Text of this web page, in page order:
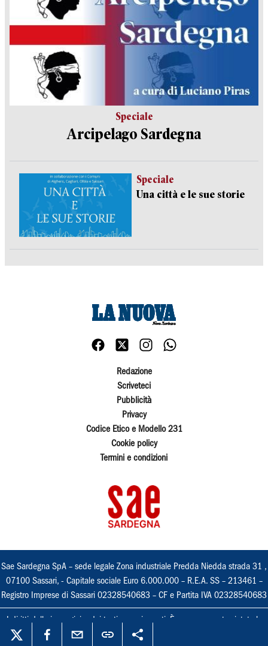
Speciale
Arcipelago Sardegna
Speciale
Una città e le sue storie
Redazione
Scriveteci
Pubblicità
Privacy
Codice Etico e Modello 231
Cookie policy
Termini e condizioni
Sae Sardegna SpA – sede legale Zona industriale Predda Niedda strada 31 ,
07100 Sassari, - Capitale sociale Euro 6.000.000 – R.E.A. SS – 213461 –
Registro Imprese di Sassari 02328540683 – CF e Partita IVA 02328540683
I diritti delle immagini e dei testi sono riservati. È espressamente vietata la
loro riproduzione con qualsiasi mezzo e l'adattamento totale o parziale.